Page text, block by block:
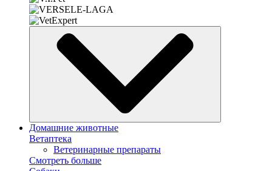
Домашние животные
Ветаптека
Ветеринарные препараты
Смотреть больше